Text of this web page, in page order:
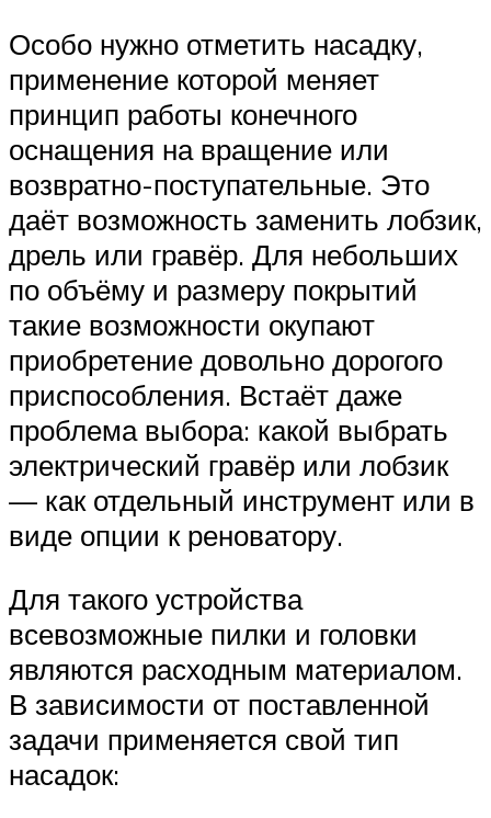
Особо нужно отметить насадку,
применение которой меняет
принцип работы конечного
оснащения на вращение или
возвратно-поступательные. Это
даёт возможность заменить лобзик,
дрель или гравёр. Для небольших
по объёму и размеру покрытий
такие возможности окупают
приобретение довольно дорогого
приспособления. Встаёт даже
проблема выбора: какой выбрать
электрический гравёр или лобзик
— как отдельный инструмент или в
виде опции к реноватору.
Для такого устройства
всевозможные пилки и головки
являются расходным материалом.
В зависимости от поставленной
задачи применяется свой тип
насадок: